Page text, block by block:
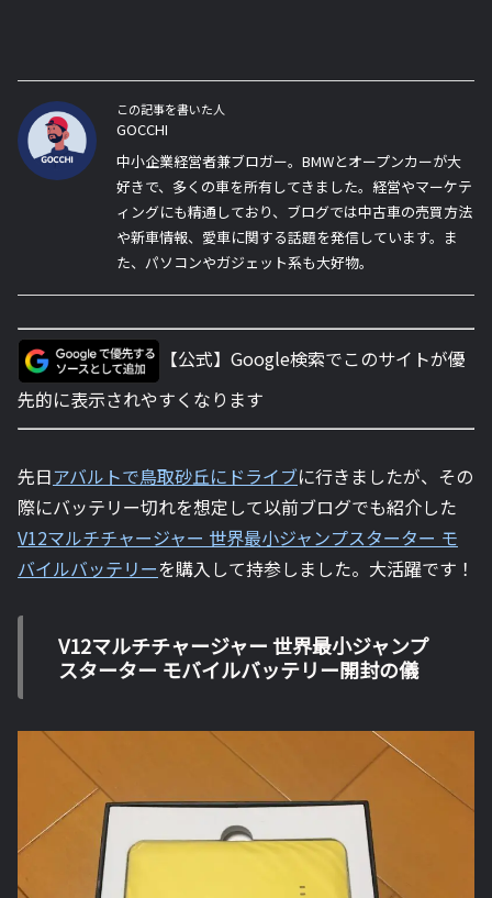
この記事を書いた人
GOCCHI
中小企業経営者兼ブロガー。BMWとオープンカーが大
好きで、多くの車を所有してきました。経営やマーケテ
ィングにも精通しており、ブログでは中古車の売買方法
や新車情報、愛車に関する話題を発信しています。ま
た、パソコンやガジェット系も大好物。
【公式】Google検索でこのサイトが優
先的に表示されやすくなります
先日アバルトで鳥取砂丘にドライブに行きましたが、その
際にバッテリー切れを想定して以前ブログでも紹介した
V12マルチチャージャー 世界最小ジャンプスターター モ
バイルバッテリーを購入して持参しました。大活躍です！
V12マルチチャージャー 世界最小ジャンプ
スターター モバイルバッテリー開封の儀